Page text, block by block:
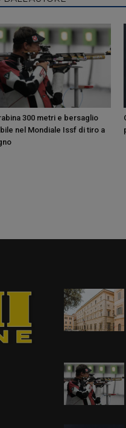
300 metri e bersaglio
nel Mondiale Issf di tiro a